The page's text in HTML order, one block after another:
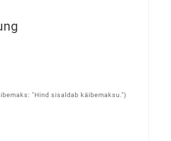
"Hind sisaldab käibemaksu.")